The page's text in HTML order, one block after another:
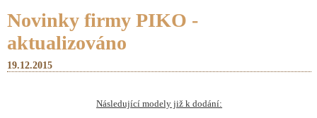
Novinky firmy PIKO -
aktualizováno
19.12.2015
Následující modely již k dodání: